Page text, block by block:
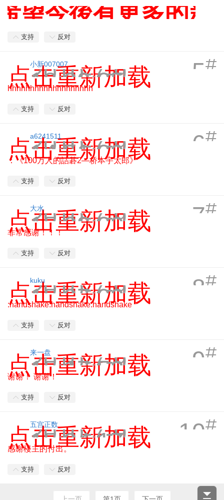
望今後有更多的新
支持 反对
点击重新加载 5#
小新007007
2010-7-9
12:20:25
hhhhhhhhhhhhhhhhhhh
支持 反对
点击重新加载 6#
a6241511
2010-7-9
14:51:29
：《100万人的詰碁2—桥本宇太郎》
支持 反对
点击重新加载 7#
大水
2010-7-9
15:03:29
非常感谢！！！
支持 反对
点击重新加载 8#
kuku
2010-7-9
15:07:03
:handshake:handshake:handshake
支持 反对
点击重新加载 9#
来一盘
2010-7-9
15:17:53
谢谢！ 谢谢！
支持 反对
点击重新加载 10#
五宫正数
2010-7-9
15:24:17
感谢楼主的付出。
支持 反对